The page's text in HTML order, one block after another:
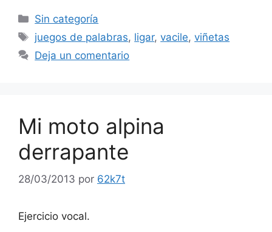
Categorías
Sin categoría
Etiquetas
juegos de palabras, ligar,vacile,viñetas
Deja un comentario
Mi moto alpina
derrapante
28/03/2013 por 62k7t
Ejercicio vocal.